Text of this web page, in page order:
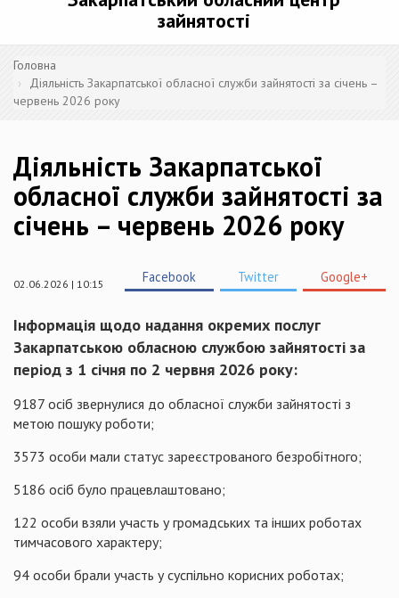
зайнятості
Головна
Діяльність Закарпатської обласної служби зайнятості за січень –
червень 2026 року
Діяльність Закарпатської
обласної служби зайнятості за
січень – червень 2026 року
02.06.2026 | 10:15 Facebook Twitter Google+
Інформація щодо надання окремих послуг
Закарпатською обласною службою зайнятості за
період з 1 січня по 2 червня 2026 року:
9187 осіб звернулися до обласної служби зайнятості з
метою пошуку роботи;
3573 особи мали статус зареєстрованого безробітного;
5186 осіб було працевлаштовано;
122 особи взяли участь у громадських та інших роботах
тимчасового характеру;
94 особи брали участь у суспільно корисних роботах;